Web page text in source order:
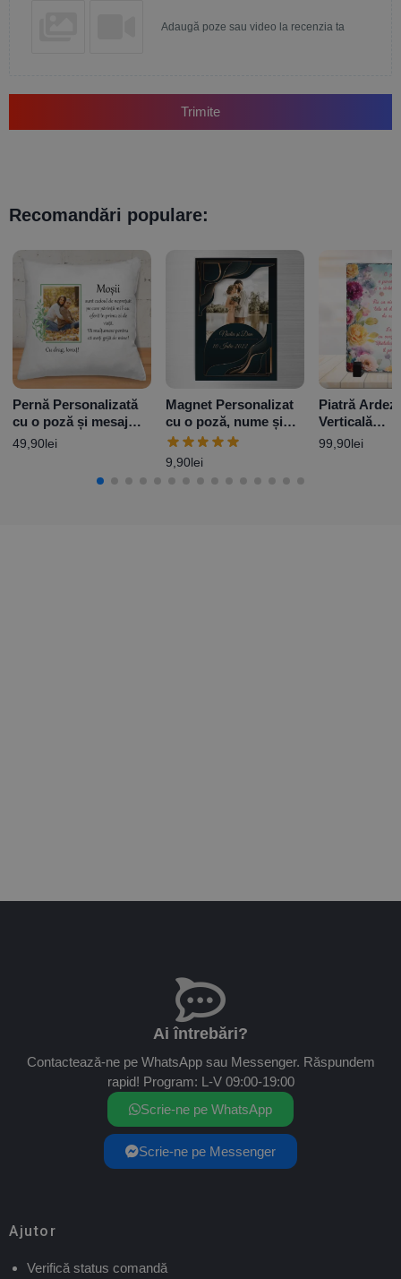
Adaugă poze sau video la recenzia ta
Trimite
Recomandări populare:
Pernă Personalizată
cu o poză și mesaj
pentru Moși
49,90lei
Magnet Personalizat
cu o poză, nume și
dată – Elegance
10x15cm
9,90lei
Piatră
Verticală
99,90lei
Ai întrebări?
Contactează-ne pe WhatsApp sau Messenger. Răspundem
rapid! Program: L-V 09:00-19:00
Scrie-ne pe WhatsApp
Scrie-ne pe Messenger
Ajutor
Verifică status comandă